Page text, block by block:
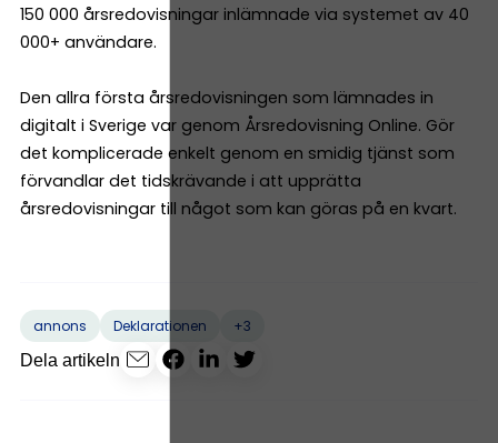
150 000 årsredovisningar inlämnade via systemet av 40
000+ användare.
Den allra första årsredovisningen som lämnades in
digitalt i Sverige var genom Årsredovisning Online. Gör
det komplicerade enkelt genom en smidig tjänst som
förvandlar det tidskrävande i att upprätta
årsredovisningar till något som kan göras på en kvart.
annons Deklarationen
+3
Dela artikeln